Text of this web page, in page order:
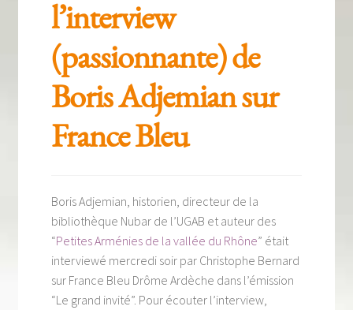
Tous nos livres
La qualité Lieux Dits
Nous contacter
Qui sommes-nous ?
l’interview
(passionnante) de
Boris Adjemian sur
France Bleu
Boris Adjemian, historien, directeur de la
bibliothèque Nubar de l’UGAB et auteur des
“Petites Arménies de la vallée du Rhône” était
interviewé mercredi soir par Christophe Bernard
sur France Bleu Drôme Ardèche dans l’émission
“Le grand invité”. Pour écouter l’interview,